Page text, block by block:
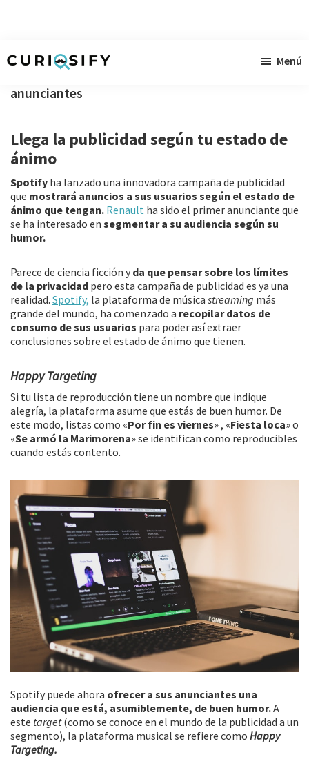
contenido
lateral
primaria
pie
página
raudales
Menú
anunciantes
Llega la publicidad según tu estado de
ánimo
Spotify ha lanzado una innovadora campaña de publicidad
que mostrará anuncios a sus usuarios según el estado de
ánimo que tengan. Renault ha sido el primer anunciante que
se ha interesado en segmentar a su audiencia según su
humor.
Parece de ciencia ficción y da que pensar sobre los límites
de la privacidad pero esta campaña de publicidad es ya una
realidad. Spotify, la plataforma de música streaming más
grande del mundo, ha comenzado a recopilar datos de
consumo de sus usuarios para poder así extraer
conclusiones sobre el estado de ánimo que tienen.
Happy Targeting
Si tu lista de reproducción tiene un nombre que indique
alegría, la plataforma asume que estás de buen humor. De
este modo, listas como «Por fin es viernes» , «Fiesta loca» o
«Se armó la Marimorena» se identifican como reproducibles
cuando estás contento.
Spotify puede ahora ofrecer a sus anunciantes una
audiencia que está, asumiblemente, de buen humor.A
este target(como se conoce en el mundo de la publicidad a un
segmento), la plataforma musical se refiere como Happy
Targeting.